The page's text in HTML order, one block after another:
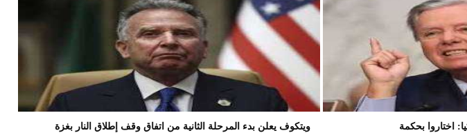
اختاروا بحكمة ويتكوف يعلن بدء المرحلة الثانية من اتفاق وقف إطلاق النار بغزة